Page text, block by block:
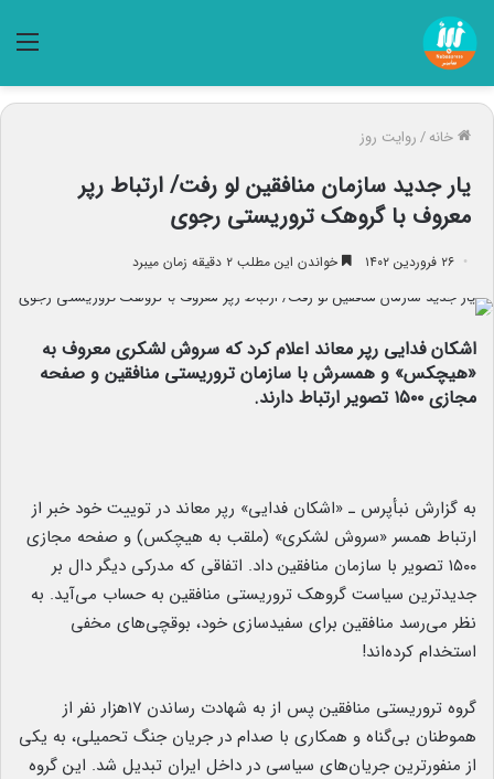
خانه/روایت روز
یار جدید سازمان منافقین لو رفت/ ارتباط رپر
معروف با گروهک تروریستی رجوی
۲۶ فروردین ۱۴۰۲ خواندن این مطلب ۲ دقیقه زمان میبرد
اشکان فدایی رپر معاند اعلام کرد که سروش لشکری معروف به
«هیچکس» و همسرش با سازمان تروریستی منافقین و صفحه
مجازی ۱۵۰۰ تصویر ارتباط دارند.
به گزارش نبأپرس ـ «اشکان فدایی» رپر معاند در توییت خود خبر از
ارتباط همسر «سروش لشکری» (ملقب به هیچکس) و صفحه مجازی
۱۵۰۰ تصویر با سازمان منافقین داد. اتفاقی که مدرکی دیگر دال بر
جدیدترین سیاست گروهک تروریستی منافقین به حساب می‌آید. به
نظر می‌رسد منافقین برای سفیدسازی خود، بوقچی‌های مخفی
استخدام کرده‌اند!
گروه تروریستی منافقین پس از به شهادت رساندن ۱۷هزار نفر از
هموطنان بی‌گناه و همکاری با صدام در جریان جنگ تحمیلی، به یکی
از منفورترین جریان‌های سیاسی در داخل ایران تبدیل شد. این گروه